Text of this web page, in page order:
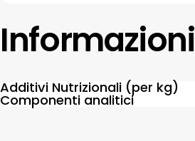
Informazioni
Additivi Nutrizionali (per kg)
Componenti analitici